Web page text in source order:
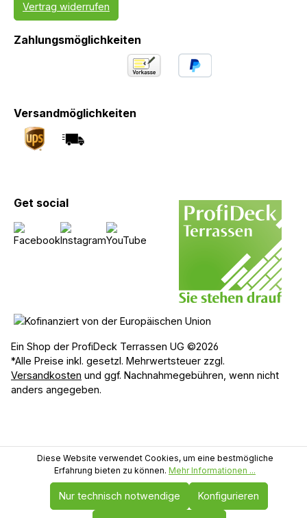
Vertrag widerrufen
Zahlungsmöglichkeiten
Versandmöglichkeiten
Get social
Ein Shop der ProfiDeck Terrassen UG ©2026
*Alle Preise inkl. gesetzl. Mehrwertsteuer zzgl.
Versandkosten und ggf. Nachnahmegebühren, wenn nicht
anders angegeben.
Diese Website verwendet Cookies, um eine bestmögliche
Erfahrung bieten zu können. Mehr Informationen ...
Nur technisch notwendige Konfigurieren